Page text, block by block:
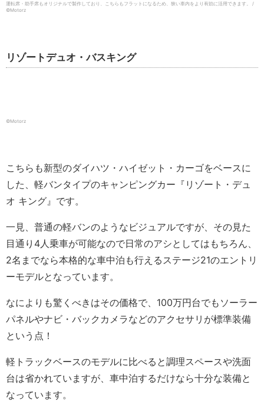
運転席・助手席もオリジナルで製作しており、こちらもフラットになるため、狭い車内をより有効に活用できます。 /
©︎Motorz
リゾートデュオ・バスキング
©︎Motorz
こちらも新型のダイハツ・ハイゼット・カーゴをベースに
した、軽バンタイプのキャンピングカー『リゾート・デュ
オ キング』です。
一見、普通の軽バンのようなビジュアルですが、その見た
目通り4人乗車が可能なので日常のアシとしてはもちろん、
2名までなら本格的な車中泊も行えるステージ21のエントリ
ーモデルとなっています。
なによりも驚くべきはその価格で、100万円台でもソーラー
パネルやナビ・バックカメラなどのアクセサリが標準装備
という点！
軽トラックベースのモデルに比べると調理スペースや洗面
台は省かれていますが、車中泊するだけなら十分な装備と
なっています。